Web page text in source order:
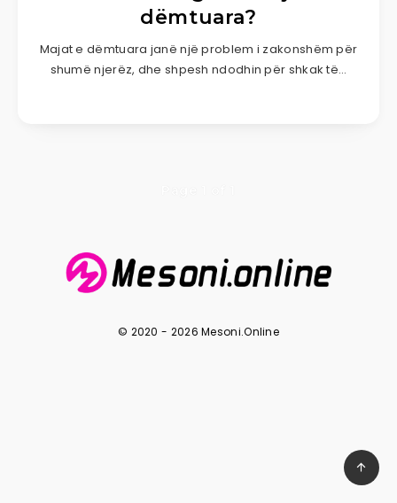
dëmtuara?
Majat e dëmtuara janë një problem i zakonshëm për
shumë njerëz, dhe shpesh ndodhin për shkak të…
© 2020 - 2026 Mesoni.Online